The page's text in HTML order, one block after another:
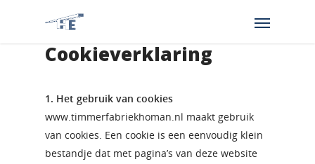
Cookieverklaring
1. Het gebruik van cookies
www.timmerfabriekhoman.nl maakt gebruik
van cookies. Een cookie is een eenvoudig klein
bestandje dat met pagina’s van deze website